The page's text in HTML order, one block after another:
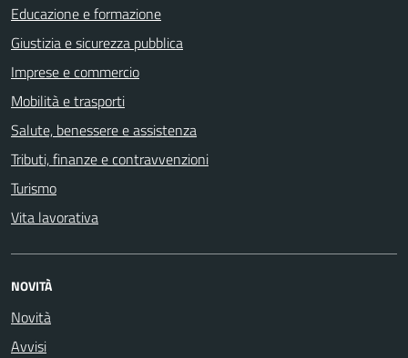
Educazione e formazione
Giustizia e sicurezza pubblica
Imprese e commercio
Mobilità e trasporti
Salute, benessere e assistenza
Tributi, finanze e contravvenzioni
Turismo
Vita lavorativa
NOVITÀ
Novità
Avvisi